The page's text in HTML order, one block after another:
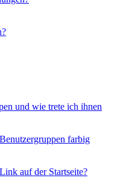
und wie trete ich ihnen
farbig
auf der Startseite?